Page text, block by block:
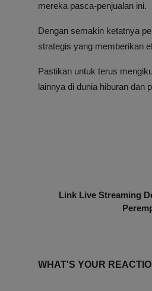
mereka pasca-penjualan ini.
Dengan semakin ketatnya
strategis yang memberikan
Pastikan untuk terus
lainnya di dunia hiburan dan
Link Live Streaming
WHAT'S YOUR